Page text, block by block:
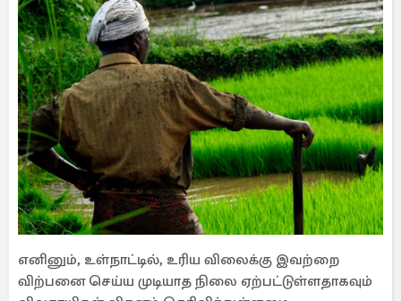
எனினும், உள்நாட்டில், உரிய விலைக்கு இவற்றை
விற்பனை செய்ய முடியாத நிலை ஏற்பட்டுள்ளதாகவும்